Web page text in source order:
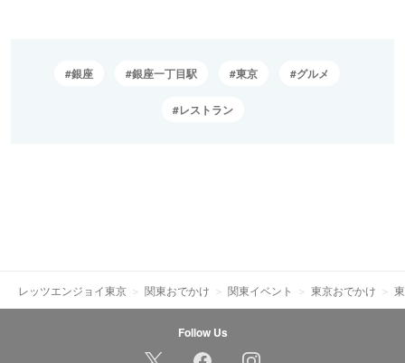
銀座 銀座一丁目駅 東京 グルメ
レストラン
レッツエンジョイ東京 関東おでかけ 関東イベント 東京おでかけ
Follow Us